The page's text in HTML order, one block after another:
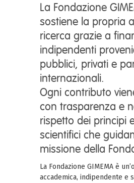
La Fondazione
sostiene la propria
ricerca grazie a
indipendenti
pubblici, privati e
internazionali.
Ogni contributo
con trasparenza e
rispetto dei principi
scientifici che
missione della
La Fondazione GIMEMA è
accademica, indipendente e